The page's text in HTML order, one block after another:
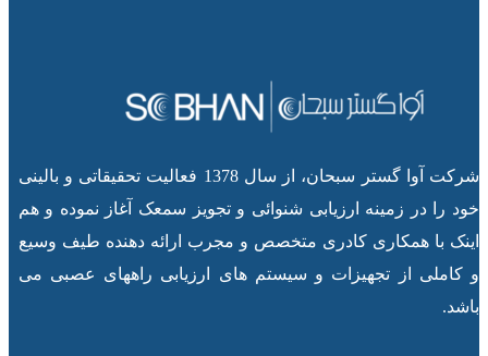
شرکت آوا گستر سبحان، از سال 1378 فعالیت تحقیقاتی و بالینی
خود را در زمینه ارزیابی شنوائی و تجویز سمعک آغاز نموده و هم
اینک با همکاری کادری متخصص و مجرب ارائه دهنده طیف وسیع
و کاملی از تجهیزات و سیستم های ارزیابی راههای عصبی می
باشد.